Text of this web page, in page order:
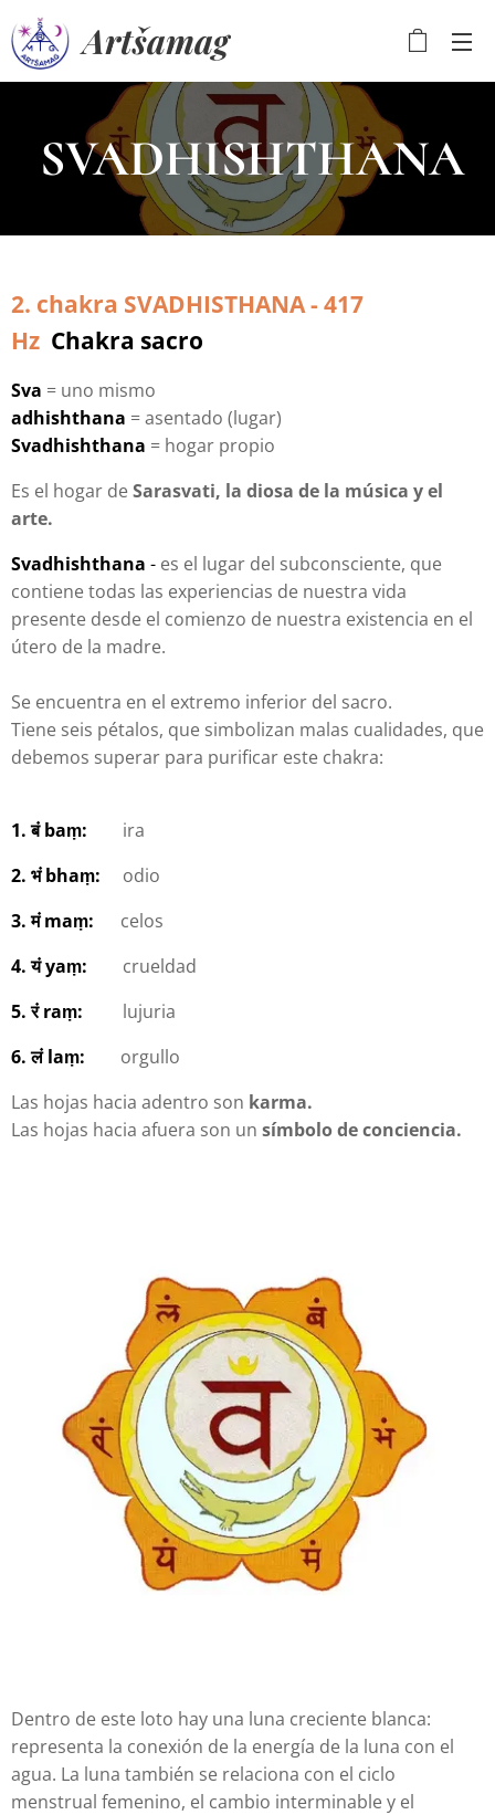
Artšamag
SVADHISHTHANA
2. chakra SVADHISTHANA - 417
Hz Chakra sacro
Sva = uno mismo
adhishthana = asentado (lugar)
Svadhishthana = hogar propio
Es el hogar deSarasvati, la diosa de la música y el
arte.
Svadhishthana - es el lugar del subconsciente, que
contiene todas las experiencias de nuestra vida
presente desde el comienzo de nuestra existencia en el
útero de la madre.
Se encuentra en el extremo inferior del sacro.
Tiene seis pétalos, que simbolizan malas cualidades, que
debemos superar para purificar este chakra:
1. बं baṃ: ira
2. भं bhaṃ: odio
3. मं maṃ: celos
4. यं yaṃ: crueldad
5. रं raṃ: lujuria
6. लं laṃ: orgullo
Las hojas hacia adentro son karma.
Las hojas hacia afuera son un símbolo de conciencia.
Dentro de este loto hay una luna creciente blanca:
representa la conexión de la energía de la luna con el
agua. La luna también se relaciona con el ciclo
menstrual femenino, el cambio interminable y el